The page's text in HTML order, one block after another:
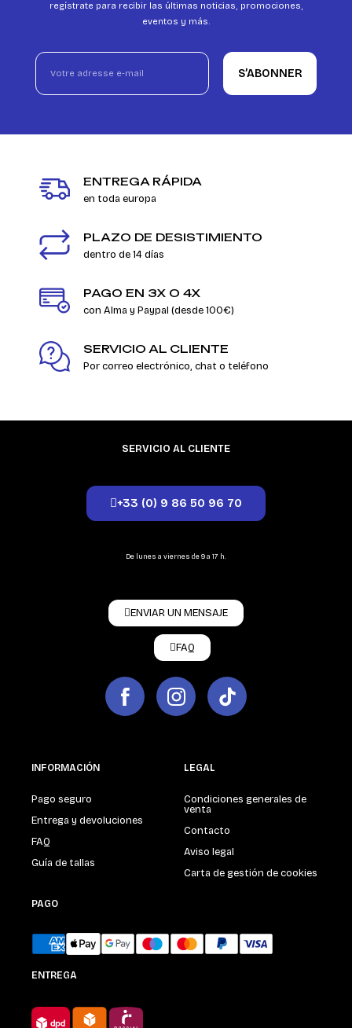
regístrate para recibir las últimas noticias, promociones,
eventos y más.
S’ABONNER
ENTREGA RÁPIDA
en toda europa
PLAZO DE DESISTIMIENTO
dentro de 14 días
PAGO EN 3X O 4X
con Alma y Paypal (desde 100€)
SERVICIO AL CLIENTE
Por correo electrónico, chat o teléfono
SERVICIO AL CLIENTE
+33 (0) 9 86 50 96 70
De lunes a viernes de 9 a 17 h.
ENVIAR UN MENSAJE
FAQ
INFORMACIÓN
Pago seguro
Entrega y devoluciones
FAQ
Guía de tallas
LEGAL
Condiciones generales de
venta
Contacto
Aviso legal
Carta de gestión de cookies
PAGO
ENTREGA